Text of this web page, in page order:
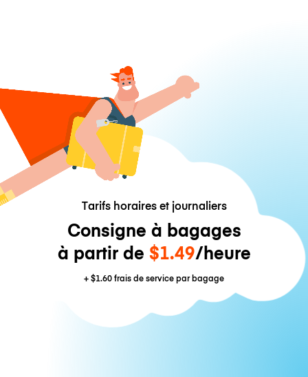
Tarifs horaires et journaliers
Consigne à bagages
à partir de $1.49/heure
+$1.60frais de service par bagage